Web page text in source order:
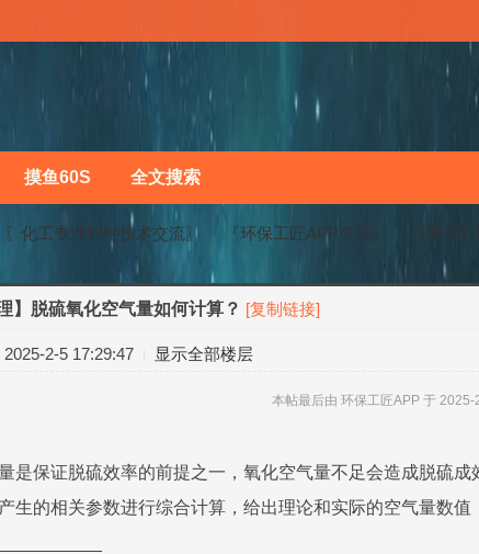
摸鱼60S 全文搜索
〖化工专业软件技术交流〗 『环保工匠APP交流』
【废气
】脱硫氧化空气量如何计算？ [复制链接]
2-5 17:29:47 显示全部楼层
本帖最后由 环保工匠APP 于 2025-
是保证脱硫效率的前提之一，氧化空气量不足会造成脱硫成
生的相关参数进行综合计算，给出理论和实际的空气量数值